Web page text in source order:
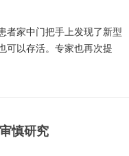
者家中门把手上发现了新型
可以存活。专家也再次提
慎研究